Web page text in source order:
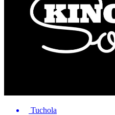
Tuchola